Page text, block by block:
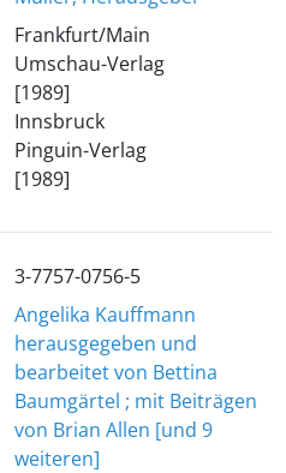
Frankfurt/Main
Umschau-Verlag
[1989]
Innsbruck
Pinguin-Verlag
[1989]
3-7757-0756-5
Angelika Kauffmann
herausgegeben und
bearbeitet von Bettina
Baumgärtel ; mit Beiträgen
von Brian Allen [und 9
weiteren]